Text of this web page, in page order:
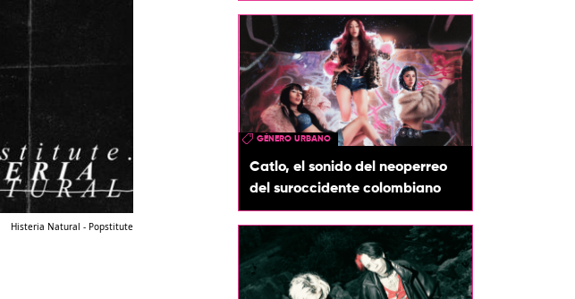
Histeria Natural - Popstitute
GÉNERO URBANO
Catlo, el sonido del neoperreo
del suroccidente colombiano